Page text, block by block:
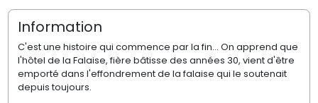
Information
C'est une histoire qui commence par la fin… On apprend que
l'hôtel de la Falaise, fière bâtisse des années 30, vient d'être
emporté dans l'effondrement de la falaise qui le soutenait
depuis toujours.